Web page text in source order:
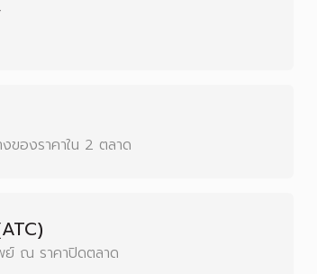
ของราคาใน 2 ตลาด
ย์ ณ ราคาปิดตลาด